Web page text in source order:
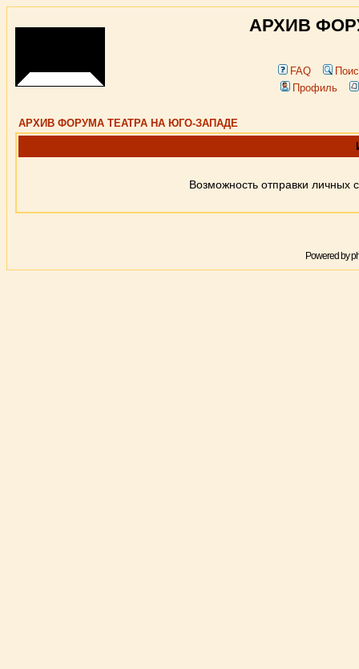
АРХИВ
FAQ
Профиль
АРХИВ ФОРУМА ТЕАТРА НА ЮГО-ЗАПАДЕ
Возможность отправки
Powered by